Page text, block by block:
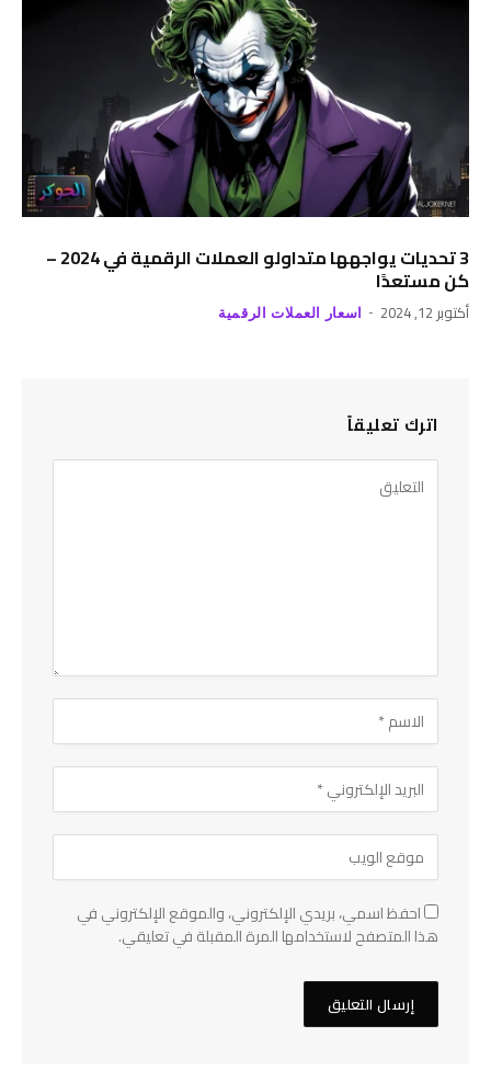
3 تحديات يواجهها متداولو العملات الرقمية في 2024 –
كن مستعدًا
أكتوبر 12, 2024 اسعار العملات الرقمية
اترك تعليقاً
احفظ اسمي، بريدي الإلكتروني، والموقع الإلكتروني في
هذا المتصفح لاستخدامها المرة المقبلة في تعليقي.